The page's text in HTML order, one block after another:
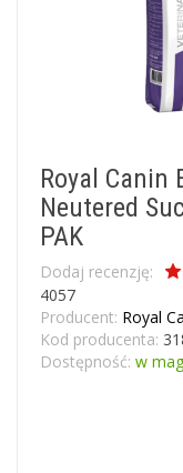
Royal Canin
Neutered
PAK
Dodaj recenzję:
4057
Producent: Royal
Kod producenta:
Dostępność: w